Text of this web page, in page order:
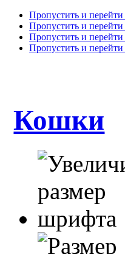
Пропустить и
Пропустить и
Пропустить и
Пропустить и
Кошки